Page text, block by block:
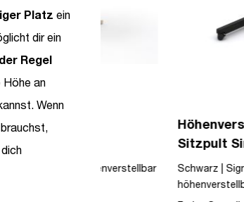
Platz ein
dir ein
Regel
an
Wenn
Höhenverstellbares
Sitzpult Single Desk
Schwarz | Signalweiß |
höhenverstellbar | Manuell